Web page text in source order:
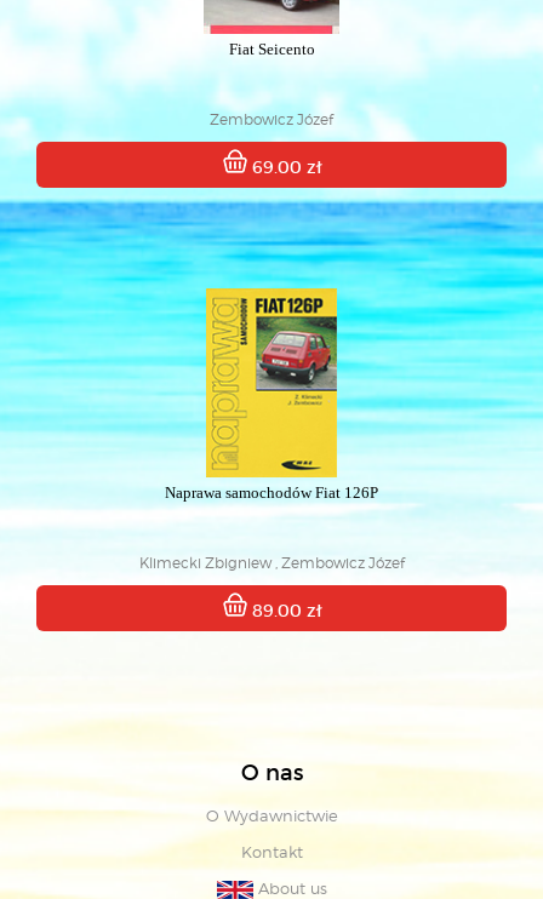
Fiat Seicento
Zembowicz Józef
69.00 zł
Naprawa samochodów Fiat 126P
Klimecki Zbigniew , Zembowicz Józef
89.00 zł
O nas
O Wydawnictwie
Kontakt
About us